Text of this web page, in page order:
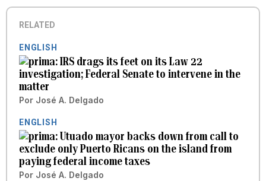
RELATED
ENGLISH
IRS drags its feet on its Law 22
investigation; Federal Senate to intervene in the
matter
Por José A. Delgado
ENGLISH
Utuado mayor backs down from call to
exclude only Puerto Ricans on the island from
paying federal income taxes
Por José A. Delgado